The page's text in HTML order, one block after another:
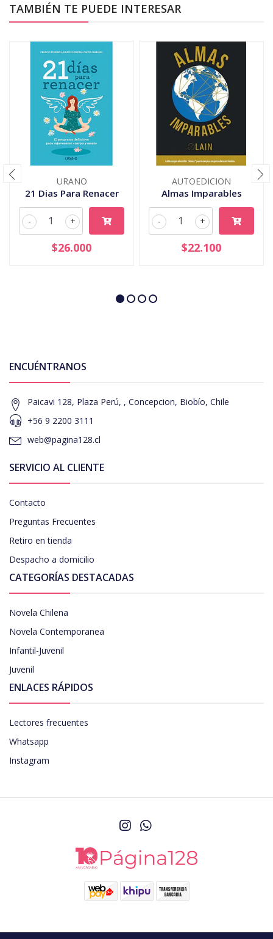
TAMBIÉN TE PUEDE INTERESAR
URANO
21 Dias Para Renacer
+
-
$26.000
AUTOEDICION
Almas Imparables
+
-
$22.100
ENCUÉNTRANOS
Paicavi 128, Plaza Perú, , Concepcion, Biobío, Chile
+56 9 2200 3111
web@pagina128.cl
SERVICIO AL CLIENTE
Contacto
Preguntas Frecuentes
Retiro en tienda
Despacho a domicilio
CATEGORÍAS DESTACADAS
Novela Chilena
Novela Contemporanea
Infantil-Juvenil
Juvenil
ENLACES RÁPIDOS
Lectores frecuentes
Whatsapp
Instagram